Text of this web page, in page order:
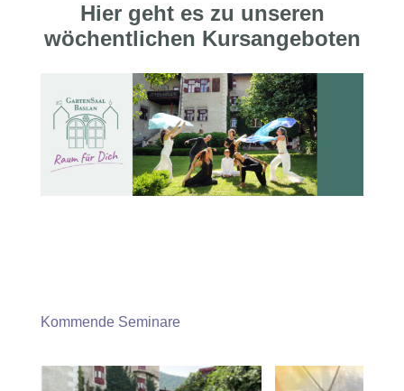
Hier geht es zu unseren
wöchentlichen Kursangeboten
Kommende Seminare